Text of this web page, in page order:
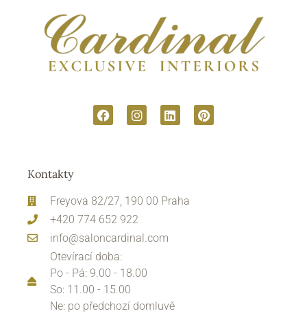
Kontakty
Freyova 82/27, 190 00 Praha
+420 774 652 922
info@saloncardinal.com
Otevírací doba:
Po - Pá: 9.00 - 18.00
So: 11.00 - 15.00
Ne: po předchozí domluvě